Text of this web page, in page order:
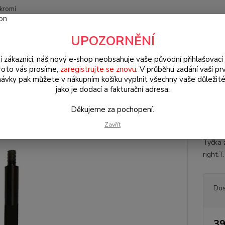
Hledat
Brouk Typ 1 (1938 » 03) Šasi (Chassis) Převodovka & zadní
stabilizátoru/zadní P - Typ 1/
Tyčka
UPOZORNĚNÍ
zákazníci, náš nový e-shop neobsahuje vaše původní přihlašovací
vás prosíme, zaregistrujte se znovu. V průběhu zadání vaší
pak můžete v nákupním košíku vyplnit všechny vaše
jako je dodací a fakturační adresa.
Děkujeme za pochopení.
Zavřít